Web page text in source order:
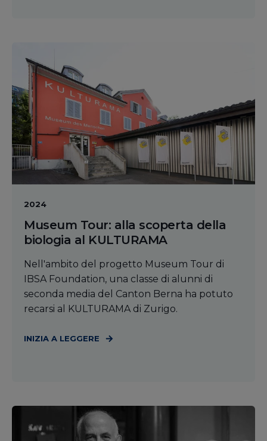
2024
Museum Tour: alla scoperta della
biologia al KULTURAMA
Nell'ambito del progetto Museum Tour di
IBSA Foundation, una classe di alunni di
seconda media del Canton Berna ha potuto
recarsi al KULTURAMA di Zurigo.
INIZIA A LEGGERE